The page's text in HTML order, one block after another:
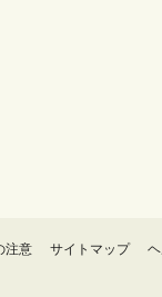
注意 サイトマップ